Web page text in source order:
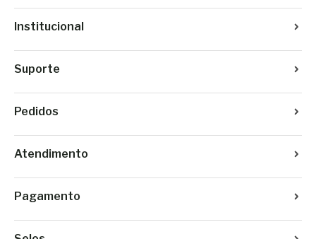
Institucional
Suporte
Pedidos
Atendimento
Pagamento